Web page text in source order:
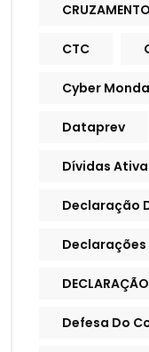
CTC
Cyber
Dataprev
Dívidas
Declaração
Declarações
Defesa Do